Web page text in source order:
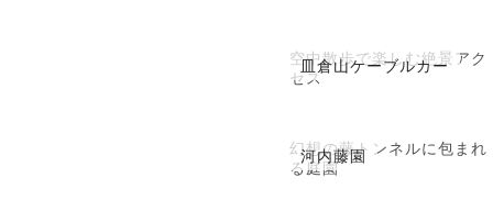
皿倉山ケーブルカー
空中散歩で楽しむ絶景アク
セス
河内藤園
幻想の藤トンネルに包まれ
る庭園